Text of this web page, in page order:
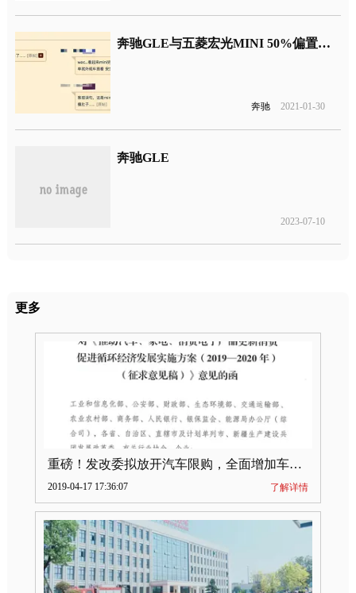
奔驰GLE与五菱宏光MINI 50%偏置碰撞，五菱完胜？
奔驰 2021-01-30
奔驰GLE
2023-07-10
更多
重磅！发改委拟放开汽车限购，全面增加车牌指标
2019-04-17 17:36:07 了解详情